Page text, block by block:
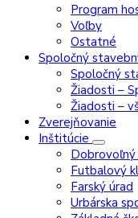
Program
Voľby
Ostatné
Spoločný
Spoločný
Žiadosti –
Žiadosti –
Zverejňovanie
Inštitúcie
Dobrovoľný
Futbalový
Farský úrad
Urbárska